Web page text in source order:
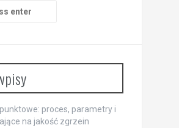
proces, parametry i
na jakość zgrzein